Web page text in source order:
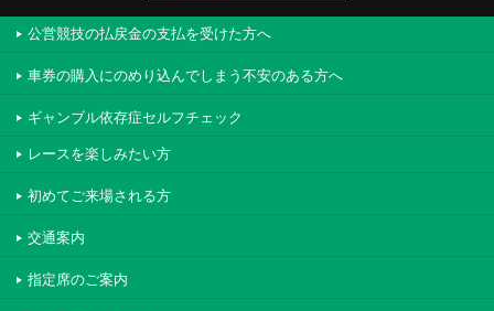
公営競技の払戻金の支払を受けた方へ
車券の購入にのめり込んでしまう不安のある方へ
ギャンブル依存症セルフチェック
レースを楽しみたい方
初めてご来場される方
交通案内
指定席のご案内